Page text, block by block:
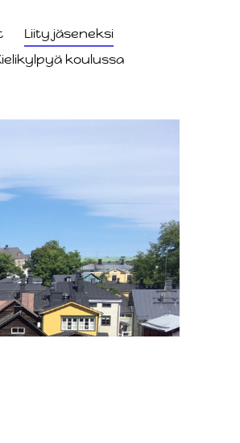
Liity jäseneksi
koulussa